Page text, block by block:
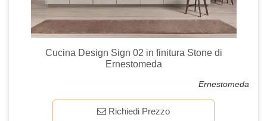
Cucina Design Sign 02 in finitura Stone di
Ernestomeda
Ernestomeda
Richiedi Prezzo